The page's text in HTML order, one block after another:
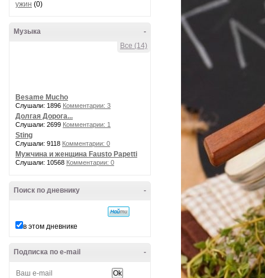
ужин (0)
-
Музыка
Все (14)
Besame Mucho
Слушали: 1896 Комментарии: 3
Долгая Дорога...
Слушали: 2699 Комментарии: 1
Sting
Слушали: 9118 Комментарии: 0
Мужчина и женщина Fausto Papetti
Слушали: 10568 Комментарии: 0
-
Поиск по дневнику
в этом дневнике
-
Подписка по e-mail